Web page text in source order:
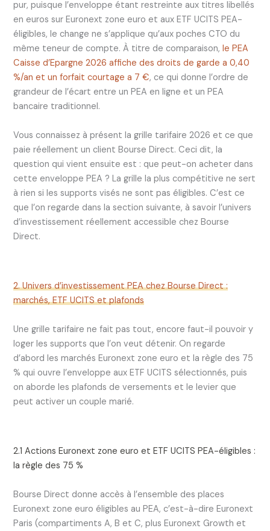
pur, puisque l’enveloppe étant restreinte aux titres libellés
en euros sur Euronext zone euro et aux ETF UCITS PEA-
éligibles, le change ne s’applique qu’aux poches CTO du
même teneur de compte. À titre de comparaison,le PEA
Caisse d’Epargne 2026 affiche des droits de garde a 0,40
%/an et un forfait courtage a 7 €, ce qui donne l’ordre de
grandeur de l’écart entre un PEA en ligne et un PEA
bancaire traditionnel.
Vous connaissez à présent la grille tarifaire 2026 et ce que
paie réellement un client Bourse Direct. Ceci dit, la
question qui vient ensuite est : que peut-on acheter dans
cette enveloppe PEA ? La grille la plus compétitive ne sert
à rien si les supports visés ne sont pas éligibles. C’est ce
que l’on regarde dans la section suivante, à savoir l’univers
d’investissement réellement accessible chez Bourse
Direct.
2. Univers d’investissement PEA chez Bourse Direct :
marchés, ETF UCITS et plafonds
Une grille tarifaire ne fait pas tout, encore faut-il pouvoir y
loger les supports que l’on veut détenir. On regarde
d’abord les marchés Euronext zone euro et la règle des 75
% qui ouvre l’enveloppe aux ETF UCITS sélectionnés, puis
on aborde les plafonds de versements et le levier que
peut activer un couple marié.
2.1 Actions Euronext zone euro et ETF UCITS PEA-éligibles :
la règle des 75 %
Bourse Direct donne accès à l’ensemble des places
Euronext zone euro éligibles au PEA, c’est-à-dire Euronext
Paris (compartiments A, B et C, plus Euronext Growth et